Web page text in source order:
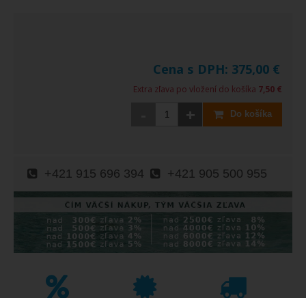
Cena s DPH: 375,00 €
Extra zľava po vložení do košíka 7,50 €
+ Do košíka
+421 915 696 394 +421 905 500 955